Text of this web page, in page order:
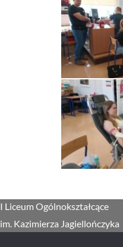
I Liceum Ogólnokształcące
im. Kazimierza Jagiellończyka